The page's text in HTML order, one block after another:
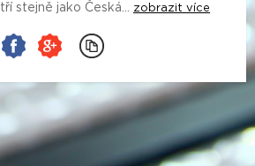
stejně jako Česká... zobrazit více